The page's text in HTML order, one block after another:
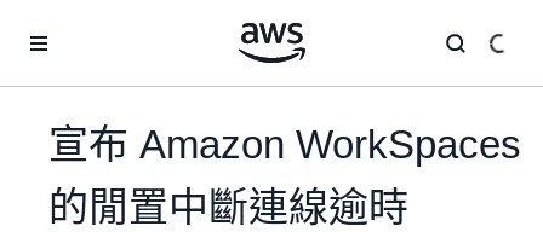
宣布 Amazon WorkSpaces
的閒置中斷連線逾時